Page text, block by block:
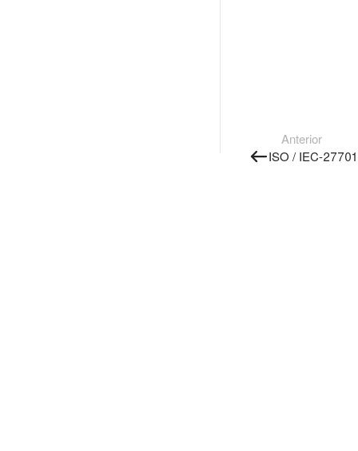
Anterior
ISO / IEC-27701